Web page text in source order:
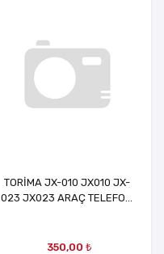
TORİMA JX-010 JX010 JX-
023 JX023 ARAÇ TELEFON
350,00 ₺